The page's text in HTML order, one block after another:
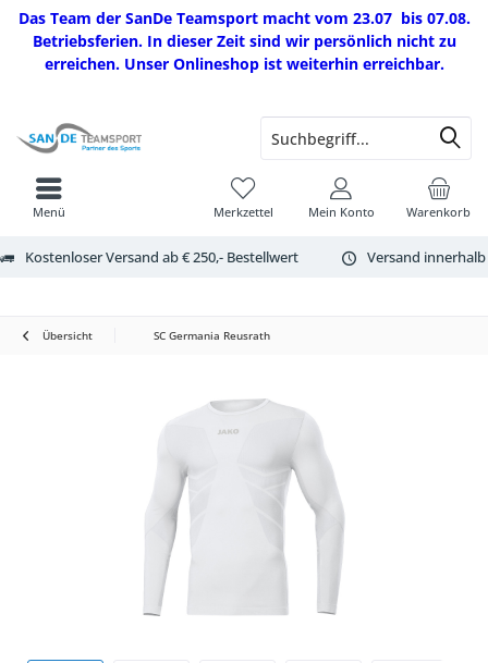
Das Team der SanDe Teamsport macht vom 23.07 bis 07.08.
Betriebsferien. In dieser Zeit sind wir persönlich nicht zu
erreichen. Unser Onlineshop ist weiterhin erreichbar.
Kostenloser Versand ab € 250,- Bestellwert Versand
Warenkorb
Merkzettel Mein Konto
Menü
Übersicht SC Germania Reusrath